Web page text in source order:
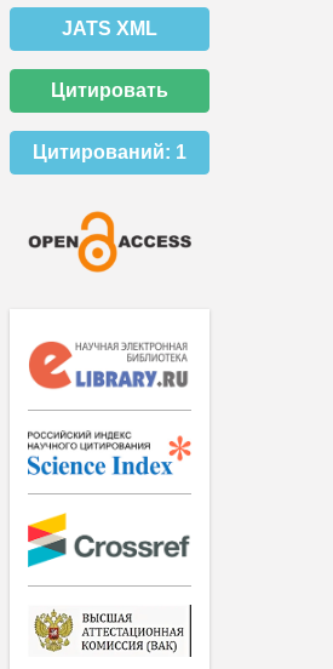
JATS XML
Цитировать
Цитирований: 1